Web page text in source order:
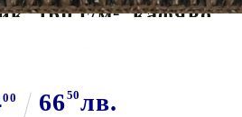
160 г/м², кафяво,
00 6650лв.